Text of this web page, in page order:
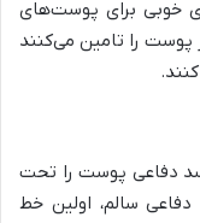
خوبی برای پوست‌های
را تامین می‌کنند
دفاعی پوست را تحت
سالم، اولین خط